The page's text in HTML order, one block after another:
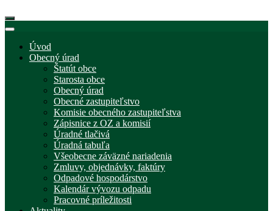
Úvod
Obecný úrad
Štatút obce
Starosta obce
Obecný úrad
Obecné zastupiteľstvo
Komisie obecného zastupiteľstva
Zápisnice z OZ a komisií
Úradné tlačivá
Úradná tabuľa
Všeobecne záväzné nariadenia
Zmluvy, objednávky, faktúry
Odpadové hospodárstvo
Kalendár vývozu odpadu
Pracovné príležitosti